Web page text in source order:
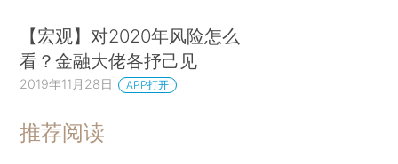
【宏观】对2020年风险怎么
看？金融大佬各抒己见
2019年11月28日 APP打开
推荐阅读